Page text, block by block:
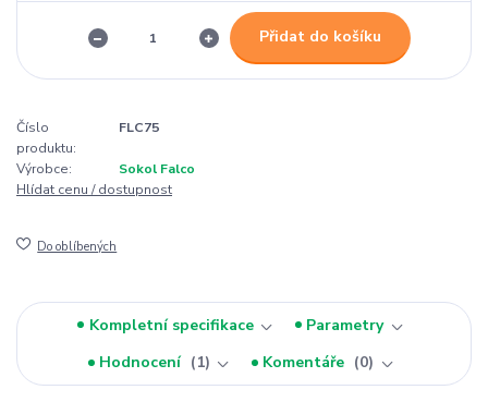
Přidat do košíku
Číslo
produktu:
FLC75
Výrobce:
Sokol Falco
Hlídat cenu / dostupnost
Do oblíbených
Kompletní specifikace
Parametry
Hodnocení
1 Komentáře 0